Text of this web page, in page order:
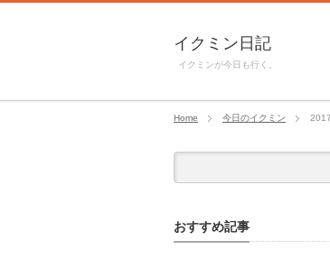
イクミン日記
イクミンが今日も行く。
Home 今日のイクミン
おすすめ記事